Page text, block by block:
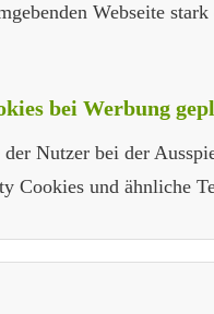
Webseite
bei Werbung
Nutzer bei der
Cookies und ähnliche